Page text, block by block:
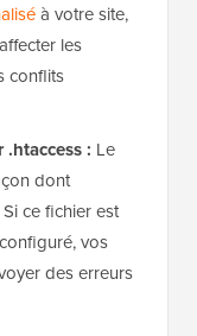
à votre site,
les
conflits
: Le
dont
ce fichier est
vos
des erreurs